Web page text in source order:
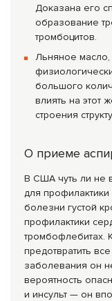
Доказана его
образование
тромбоцитов.
Льняное
большого
влиять на этот
строения
О приеме
В США чуть ли не
для
болезни густой
профилактики
тромбофлебитах.
предотвратить
заболевания он
вероятность
и ин­сульт — он